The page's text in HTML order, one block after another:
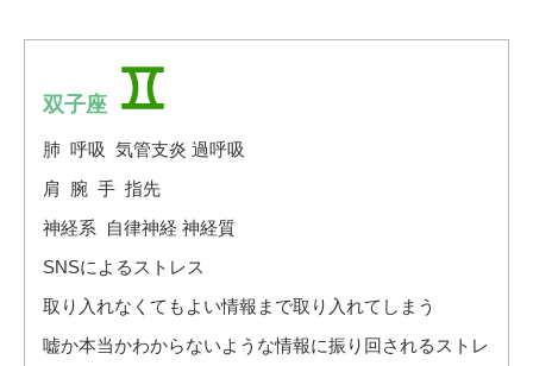
双子座
肺 呼吸 気管支炎 過呼吸
肩 腕 手 指先
神経系 自律神経 神経質
SNSによるストレス
取り入れなくてもよい情報まで取り入れてしまう
嘘か本当かわからないような情報に振り回されるストレ